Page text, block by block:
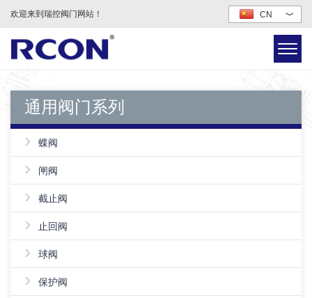
欢迎来到瑞控阀门网站！ CN ﹀
通用阀门系列
› 蝶阀
› 闸阀
› 截止阀
› 止回阀
› 球阀
› 保护阀